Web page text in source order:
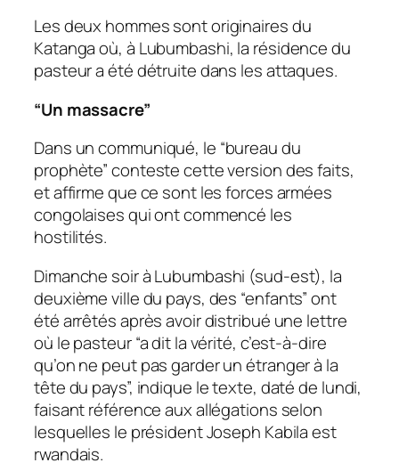
Les deux hommes sont originaires du
Katanga où, à Lubumbashi, la résidence du
pasteur a été détruite dans les attaques.
“Un massacre”
Dans un communiqué, le “bureau du
prophète” conteste cette version des faits,
et affirme que ce sont les forces armées
congolaises qui ont commencé les
hostilités.
Dimanche soir à Lubumbashi (sud-est), la
deuxième ville du pays, des “enfants” ont
été arrêtés après avoir distribué une lettre
où le pasteur “a dit la vérité, c’est-à-dire
qu’on ne peut pas garder un étranger à la
tête du pays”, indique le texte, daté de lundi,
faisant référence aux allégations selon
lesquelles le président Joseph Kabila est
rwandais.